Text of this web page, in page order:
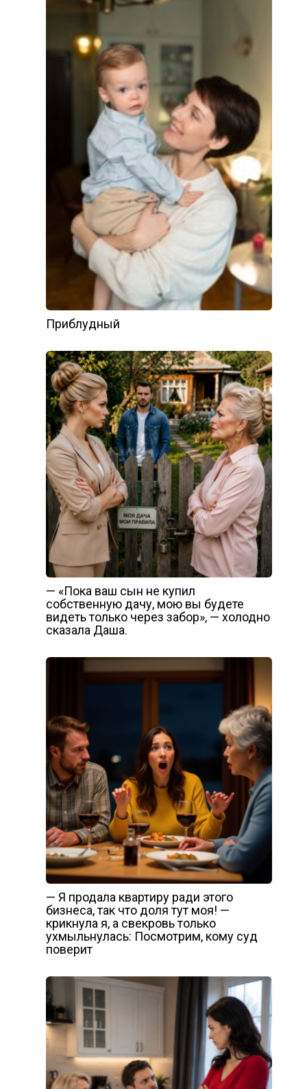
Приблудный
— «Пока ваш сын не купил
собственную дачу, мою вы будете
видеть только через забор», — холодно
сказала Даша.
— Я продала квартиру ради этого
бизнеса, так что доля тут моя! —
крикнула я, а свекровь только
ухмыльнулась: Посмотрим, кому суд
поверит